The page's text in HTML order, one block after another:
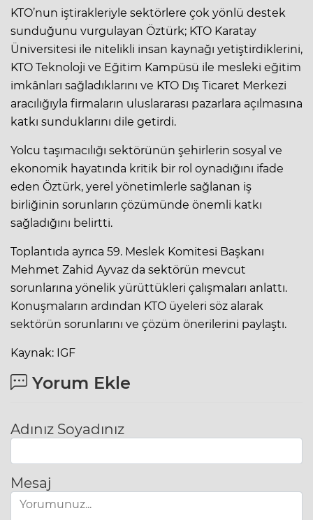
KTO’nun iştirakleriyle sektörlere çok yönlü destek
sunduğunu vurgulayan Öztürk; KTO Karatay
Üniversitesi ile nitelikli insan kaynağı yetiştirdiklerini,
KTO Teknoloji ve Eğitim Kampüsü ile mesleki eğitim
imkânları sağladıklarını ve KTO Dış Ticaret Merkezi
aracılığıyla firmaların uluslararası pazarlara açılmasına
katkı sunduklarını dile getirdi.
Yolcu taşımacılığı sektörünün şehirlerin sosyal ve
ekonomik hayatında kritik bir rol oynadığını ifade
eden Öztürk, yerel yönetimlerle sağlanan iş
birliğinin sorunların çözümünde önemli katkı
sağladığını belirtti.
Toplantıda ayrıca 59. Meslek Komitesi Başkanı
Mehmet Zahid Ayvaz da sektörün mevcut
sorunlarına yönelik yürüttükleri çalışmaları anlattı.
Konuşmaların ardından KTO üyeleri söz alarak
sektörün sorunlarını ve çözüm önerilerini paylaştı.
Kaynak: IGF
Yorum Ekle
Adınız Soyadınız
Mesaj